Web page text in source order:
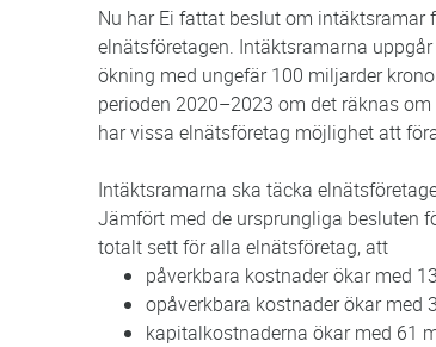
Nu har Ei fattat beslut om
elnätsföretagen. Intäktsramarna
ökning med ungefär 100 miljarder
perioden 2020–2023 om det räknas
har vissa elnätsföretag möjlighet att
Intäktsramarna ska täcka
Jämfört med de ursprungliga besluten
totalt sett för alla elnätsföretag, att
påverkbara kostnader ökar med
opåverkbara kostnader ökar med
kapitalkostnaderna ökar med 61